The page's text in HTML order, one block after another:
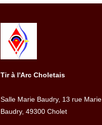
Tir à l'Arc Choletais
Salle Marie Baudry, 13 rue Marie
Baudry, 49300 Cholet